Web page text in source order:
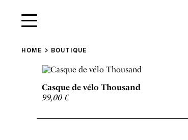
HOME BOUTIQUE
Casque de vélo Thousand
99,00€